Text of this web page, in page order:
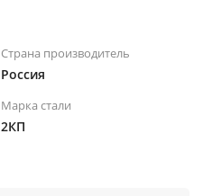
Страна производитель
Россия
Марка стали
2КП